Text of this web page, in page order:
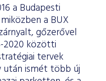
a Budapesti
a BUX
gőzerővel
2020 közötti
tervek
után ismét több új